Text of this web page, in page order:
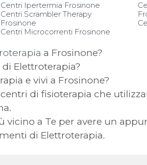
Centri Ipertermia Frosinone
Centri Scrambler Therapy
Frosinone
Centri Microcorrenti Frosinone
a Frosinone?
Elettroterapia?
e vivi a Frosinone?
di fisioterapia che
a Te per avere un
di Elettroterapia.